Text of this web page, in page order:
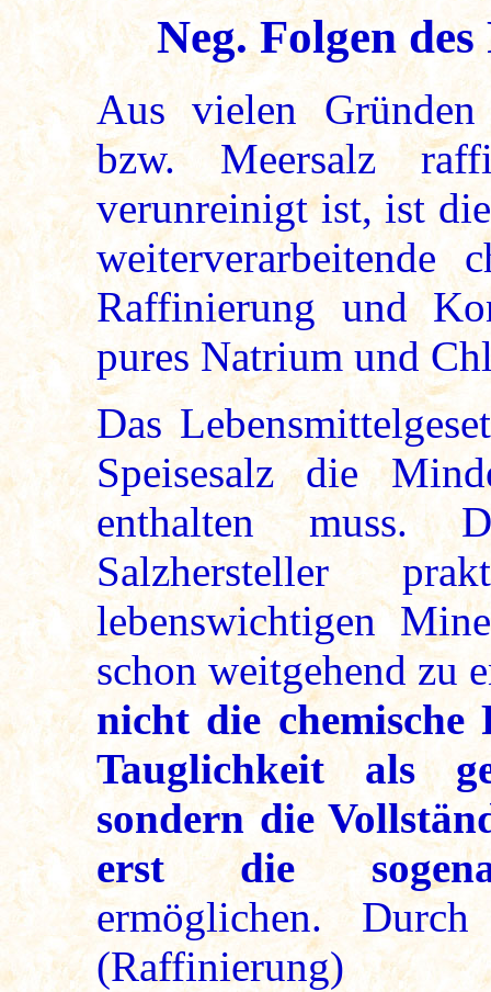
Neg. Folgen
Aus vielen
bzw. Meersalz
verunreinigt ist, ist
weiterverarbeitende
Raffinierung und
pures Natrium und
Das
Speisesalz die
enthalten muss.
Salzhersteller
lebenswichtigen
schon weitgehend zu
nicht die
Tauglichkeit als
sondern die
erst die
ermöglichen. Durch
(Raffinierung)